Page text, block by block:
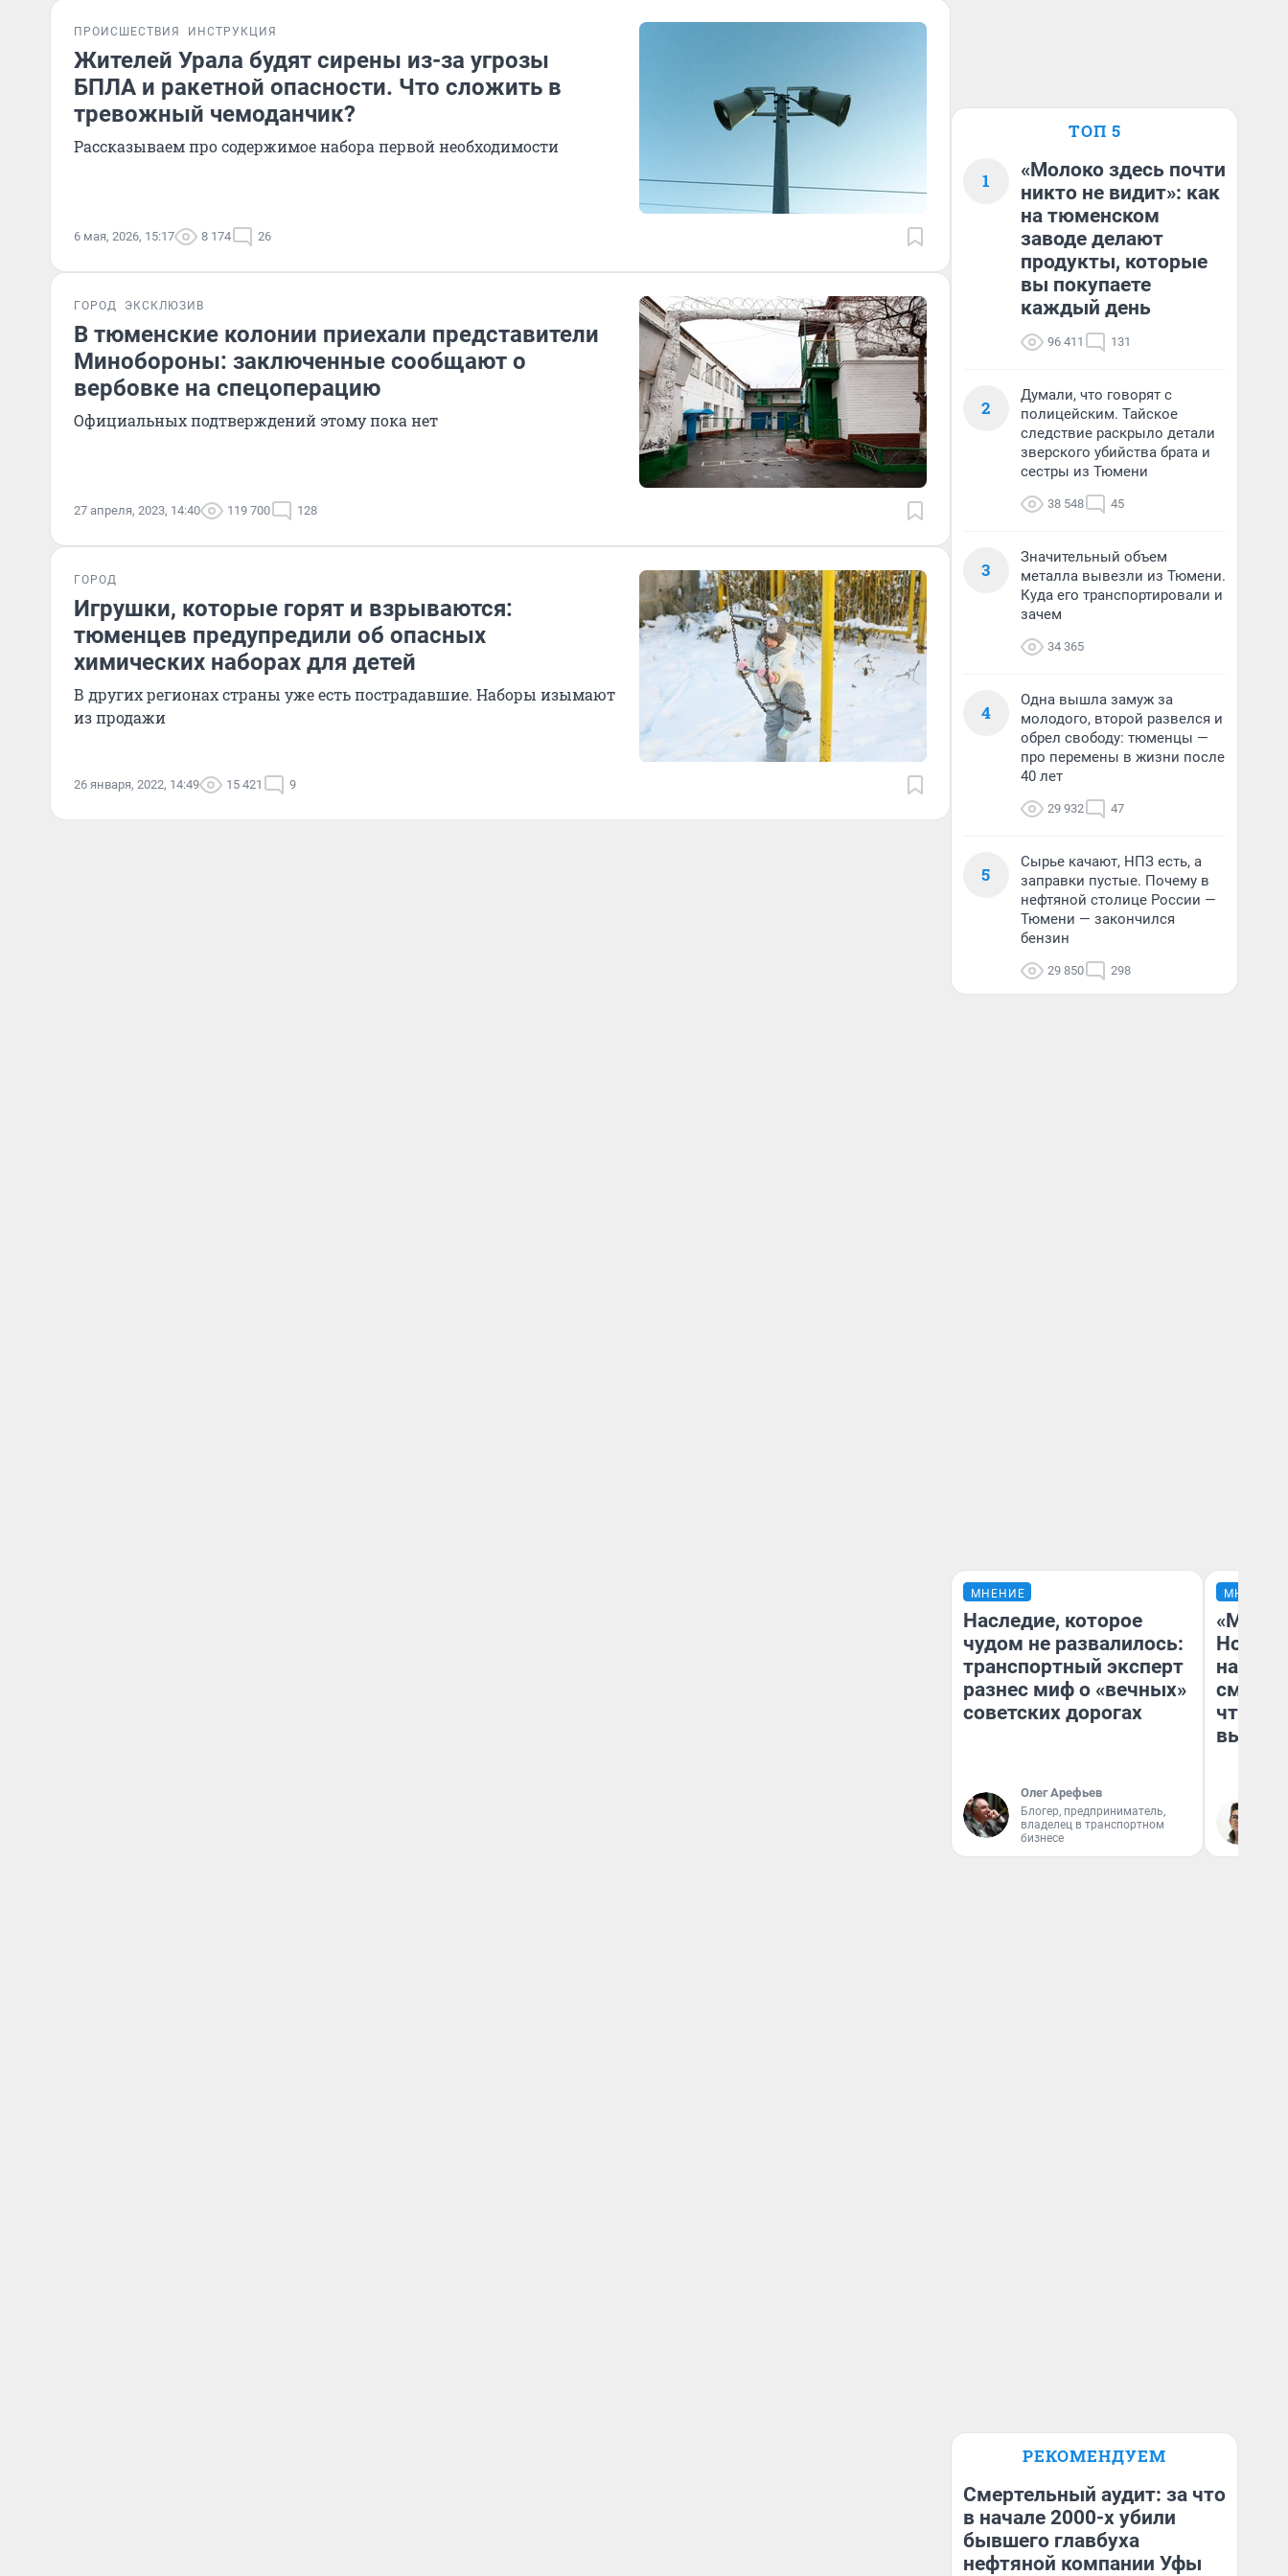
ПРОИСШЕСТВИЯ ИНСТРУКЦИЯ
Жителей Урала будят сирены из-за угрозы
БПЛА и ракетной опасности. Что сложить в
тревожный чемоданчик?
Рассказываем про содержимое набора первой необходимости
6 мая, 2026, 15:17 8 174 26
ГОРОД ЭКСКЛЮЗИВ
В тюменские колонии приехали представители
Минобороны: заключенные сообщают о
вербовке на спецоперацию
Официальных подтверждений этому пока нет
27 апреля, 2023, 14:40 119 700 128
ГОРОД
Игрушки, которые горят и взрываются:
тюменцев предупредили об опасных
химических наборах для детей
В других регионах страны уже есть пострадавшие. Наборы изымают
из продажи
26 января, 2022, 14:49 15 421 9
ТОП 5
1
«Молоко здесь почти
никто не видит»: как
на тюменском
заводе делают
продукты, которые
вы покупаете
каждый день
96 411 131
2
Думали, что говорят с
полицейским. Тайское
следствие раскрыло детали
зверского убийства брата и
сестры из Тюмени
38 548 45
3
Значительный объем
металла вывезли из Тюмени.
Куда его транспортировали и
зачем
34 365
4
Одна вышла замуж за
молодого, второй развелся и
обрел свободу: тюменцы —
про перемены в жизни после
40 лет
29 932 47
5
Сырье качают, НПЗ есть, а
заправки пустые. Почему в
нефтяной столице России —
Тюмени — закончился
бензин
29 850 298
МНЕНИЕ
Наследие, которое
чудом не развалилось:
транспортный эксперт
разнес миф о «вечных»
советских дорогах
Олег Арефьев
Блогер, предприниматель,
владелец в транспортном
бизнесе
МНЕНИЕ
«Мы
чтобы
РЕКОМЕНДУЕМ
Смертельный аудит: за что
в начале 2000-х убили
бывшего главбуха
нефтяной компании Уфы